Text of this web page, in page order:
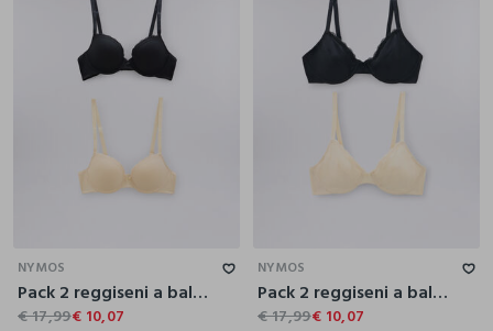
NYMOS
Pack 2 reggiseni a balconcino in jersey stretch donna
€ 17,99€ 10,07
NYMOS
Pack 2 reggiseni a balconcino in microfibra stretch donna
€ 17,99€ 10,07